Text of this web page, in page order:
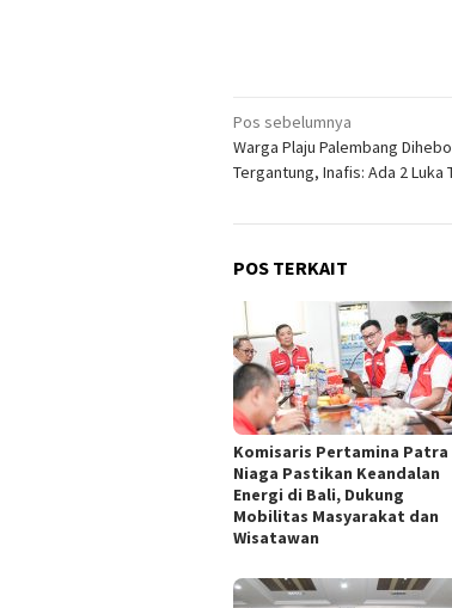
Navigasi
pos
Pos sebelumnya
Warga Plaju Palembang
Tergantung, Inafis: Ada 2 Luka
POS TERKAIT
Komisaris Pertamina Patra
Niaga Pastikan Keandalan
Energi di Bali, Dukung
Mobilitas Masyarakat dan
Wisatawan